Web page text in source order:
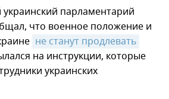
парламентарий
что военное положение и
не станут продлевать
на инструкции, которые
украинских